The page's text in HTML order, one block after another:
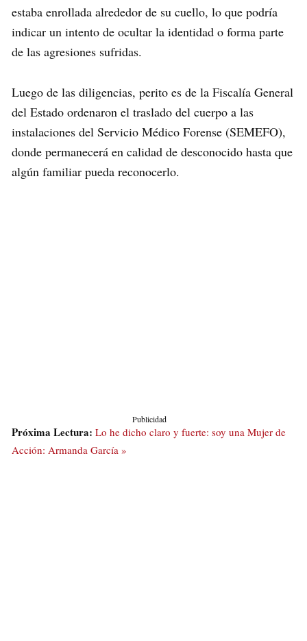
estaba enrollada alrededor de su cuello, lo que podría
indicar un intento de ocultar la identidad o forma parte
de las agresiones sufridas.
Luego de las diligencias, perito es de la Fiscalía General
del Estado ordenaron el traslado del cuerpo a las
instalaciones del Servicio Médico Forense (SEMEFO),
donde permanecerá en calidad de desconocido hasta que
algún familiar pueda reconocerlo.
Publicidad
Próxima Lectura: Lo he dicho claro y fuerte: soy una Mujer de
Acción: Armanda García »